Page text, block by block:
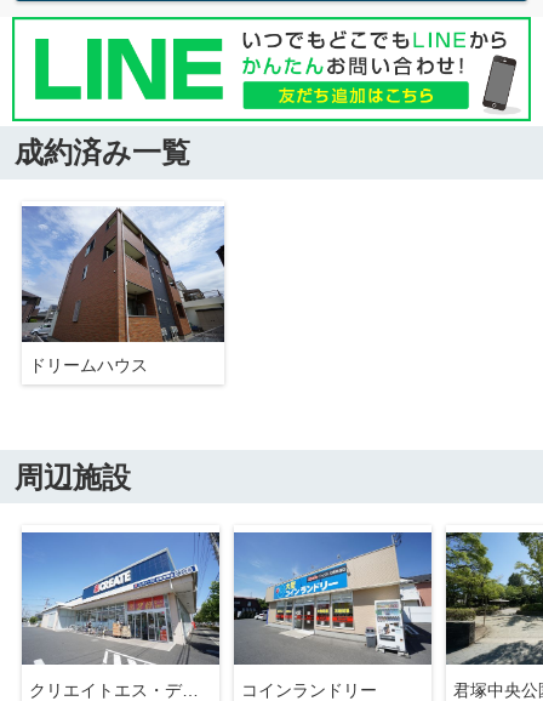
成約済み一覧
ドリームハウス
周辺施設
クリエイトエス・ディー市原君塚店
コインランドリー
君塚中央公